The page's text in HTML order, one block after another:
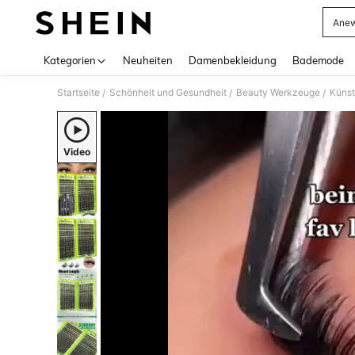
Kategorien Neuheiten Damenbekleidung Bademode
Startseite / Schönheit und Gesundheit / Beauty Werkzeuge /
Video